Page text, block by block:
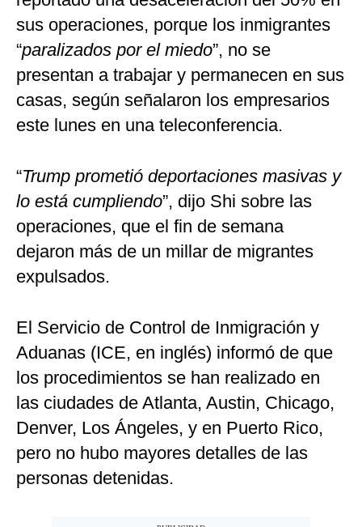
sus operaciones, porque los inmigrantes
“paralizados por el miedo”, no se
presentan a trabajar y permanecen en sus
casas, según señalaron los empresarios
este lunes en una teleconferencia.
“Trump prometió deportaciones masivas y
lo está cumpliendo”, dijo Shi sobre las
operaciones, que el fin de semana
dejaron más de un millar de migrantes
expulsados.
El Servicio de Control de Inmigración y
Aduanas (ICE, en inglés) informó de que
los procedimientos se han realizado en
las ciudades de Atlanta, Austin, Chicago,
Denver, Los Ángeles, y en Puerto Rico,
pero no hubo mayores detalles de las
personas detenidas.